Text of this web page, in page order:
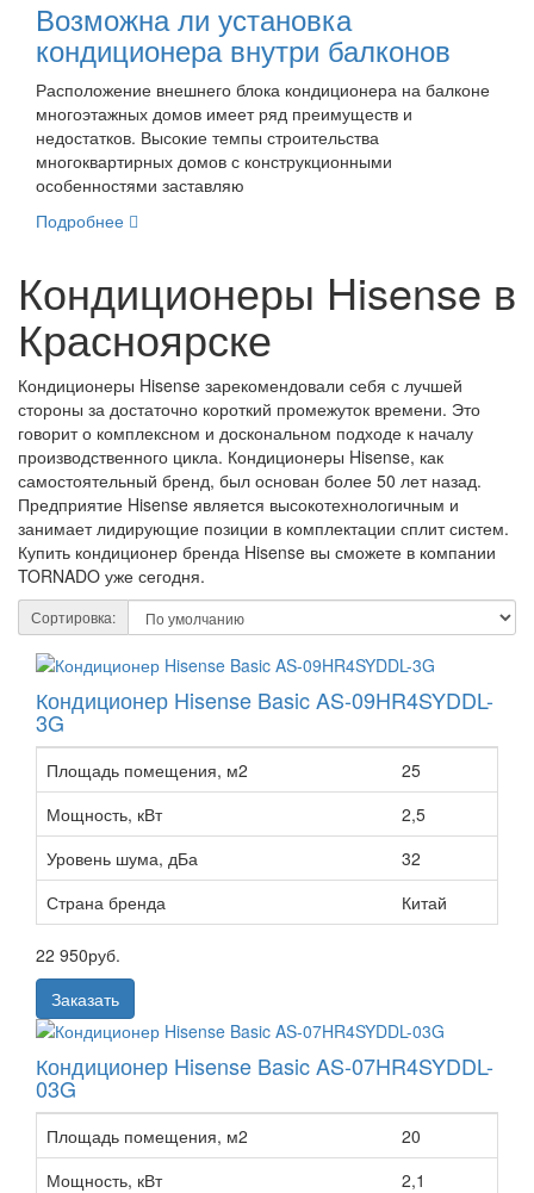
Возможна ли установка
кондиционера внутри балконов
Расположение внешнего блока кондиционера на балконе
многоэтажных домов имеет ряд преимуществ и
недостатков. Высокие темпы строительства
многоквартирных домов с конструкционными
особенностями заставляю
Подробнее
Кондиционеры Hisense в
Красноярске
Кондиционеры Hisense зарекомендовали себя с лучшей
стороны за достаточно короткий промежуток времени. Это
говорит о комплексном и доскональном подходе к началу
производственного цикла. Кондиционеры Hisense, как
самостоятельный бренд, был основан более 50 лет назад.
Предприятие Hisense является высокотехнологичным и
занимает лидирующие позиции в комплектации сплит систем.
Купить кондиционер бренда Hisense вы сможете в компании
TORNADO уже сегодня.
Сортировка:
Кондиционер Hisense Basic AS-09HR4SYDDL-
3G
Площадь помещения, м2
25
Мощность, кВт
2,5
Уровень шума, дБа
32
Страна бренда
Китай
22 950руб.
Заказать
Кондиционер Hisense Basic AS-07HR4SYDDL-
03G
Площадь помещения, м2
20
Мощность, кВт
2,1